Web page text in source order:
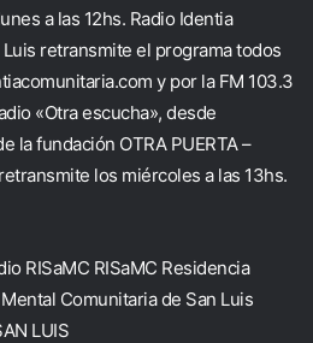
a las 12hs. Radio Identia
retransmite el programa todos
y por la FM 103.3
«Otra escucha», desde
la fundación OTRA PUERTA –
los miércoles a las 13hs.
RISaMC RISaMC Residencia
Comunitaria de San Luis
LUIS